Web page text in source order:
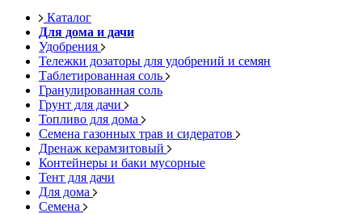
Каталог
Для дома и дачи
Удобрения
Тележки дозаторы для удобрений и семян
Таблетированная соль
Гранулированная соль
Грунт для дачи
Топливо для дома
Семена газонных трав и сидератов
Дренаж керамзитовый
Контейнеры и баки мусорные
Тент для дачи
Для дома
Семена